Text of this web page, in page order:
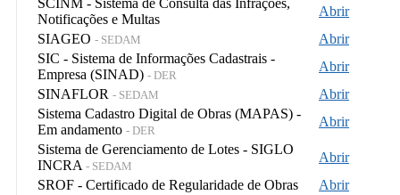
SCINM - Sistema de Consulta das Infrações,
Notificações e Multas
Abrir
SIAGEO - SEDAM
Abrir
SIC - Sistema de Informações Cadastrais -
Empresa (SINAD) - DER
Abrir
SINAFLOR - SEDAM
Abrir
Sistema Cadastro Digital de Obras (MAPAS) -
Em andamento - DER
Abrir
Sistema de Gerenciamento de Lotes - SIGLO
INCRA - SEDAM
Abrir
SROF - Certificado de Regularidade de Obras
Abrir